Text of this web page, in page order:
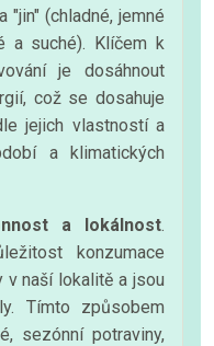
"jin" (chladné, jemné
a suché). Klíčem k
je dosáhnout
což se dosahuje
jejich vlastností a
a klimatických
a lokálnost.
konzumace
v naší lokalitě a jsou
Tímto způsobem
sezónní potraviny,